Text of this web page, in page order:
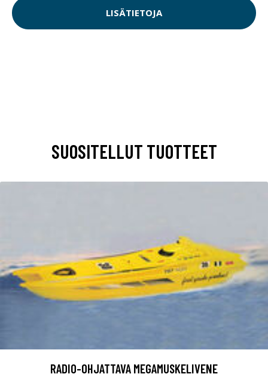
LISÄTIETOJA
SUOSITELLUT TUOTTEET
RADIO-OHJATTAVA MEGAMUSKELIVENE